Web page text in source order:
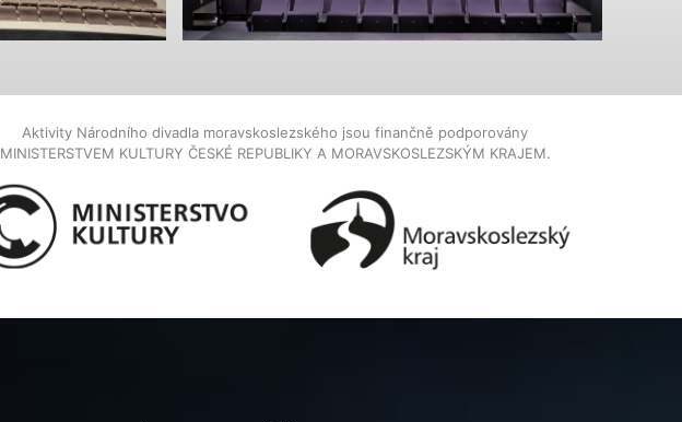
Aktivity Národního divadla moravskoslezského jsou finančně podporovány
MINISTERSTVEM KULTURY ČESKÉ REPUBLIKY A MORAVSKOSLEZSKÝM KRAJEM.